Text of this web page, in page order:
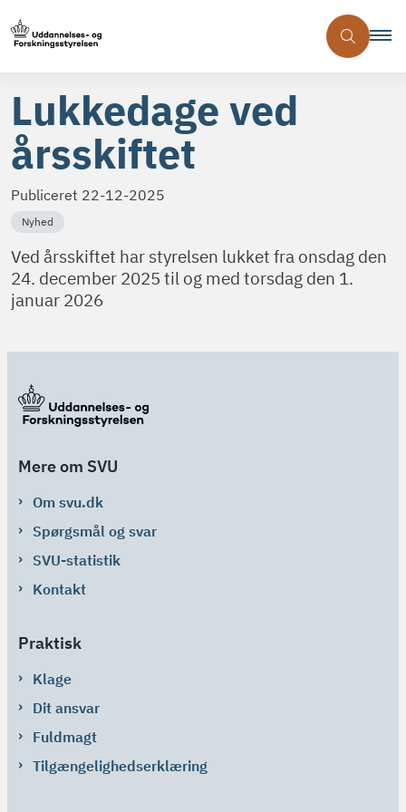
Lukkedage ved
årsskiftet
Publiceret 22-12-2025
Nyhed
Ved årsskiftet har styrelsen lukket fra onsdag den
24. december 2025 til og med torsdag den 1.
januar 2026
Mere om SVU
Om svu.dk
Spørgsmål og svar
SVU-statistik
Kontakt
Praktisk
Klage
Dit ansvar
Fuldmagt
Tilgængelighedserklæring